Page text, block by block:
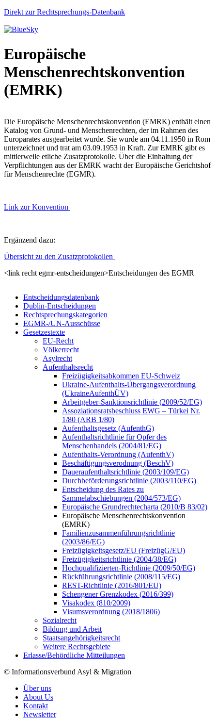
Direkt zur Rechtsprechungs-Datenbank
Europäische
Menschenrechtskonvention
(EMRK)
Die Europäische Menschenrechtskonvention (EMRK) enthält einen
Katalog von Grund- und Menschenrechten, der im Rahmen des
Europarates ausgearbeitet wurde. Sie wurde am 04.11.1950 in Rom
unterzeichnet und trat am 03.09.1953 in Kraft. Zur EMRK gibt es
mittlerweile etliche Zusatzprotokolle. Über die Einhaltung der
Verpflichtungen aus der EMRK wacht der Europäische Gerichtshof
für Menschenrechte (EGMR).
Link zur Konvention
Ergänzend dazu:
Übersicht zu den Zusatzprotokollen
<link recht egmr-entscheidungen>Entscheidungen des EGMR
Entscheidungsdatenbank
Dublin-Entscheidungen
Rechtsprechungskategorien
EGMR-/UN-Ausschüsse
Gesetzestexte
EU-Recht
Völkerrecht
Asylrecht
Aufenthaltsrecht
Freizügigkeitsabkommen EU-Schweiz
Ukraine-Aufenthalts-Übergangsverordnung
(UkraineAufenthÜV)
Arbeitgeber-Sanktionsrichtlinie (2009/52/EG)
Assoziationsratsbeschluss EWG – Türkei Nr.
1/80 (ARB 1/80)
Aufenthaltsgesetz (AufenthG)
Aufenthaltsrichtlinie für Opfer des
Menschenhandels (2004/81/EG)
Aufenthalts-Verordnung (AufenthV)
Beschäftigungsverodnung (BeschV)
Daueraufenthaltsrichtlinie (2003/109/EG)
Durchbeförderungsrichtlinie (2003/110/EG)
Entscheidung des Rates zu
Sammelabschiebungen (2004/573/EG)
Europäische Grundrechtecharta (2010/B 83/02)
Europäische Menschenrechtskonvention
(EMRK)
Familienzusammenführungsrichtlinie
(2003/86/EG)
Freizügigkeitsgesetz/EU (FreizügG/EU)
Freizügigkeitsrichtlinie (2004/38/EG)
Hochqualifizierten-Richtlinie (2009/50/EG)
Rückführungsrichtlinie (2008/115/EG)
REST-Richtlinie (2016/801/EU)
Schengener Grenzkodex (2016/399)
Visakodex (810/2009)
Visumsverordnung (2018/1806)
Sozialrecht
Bildung und Arbeit
Staatsangehörigkeitsrecht
Weitere Rechtsgebiete
Erlasse/Behördliche Mitteilungen
© Informationsverbund Asyl & Migration
Über uns
About Us
Kontakt
Newsletter